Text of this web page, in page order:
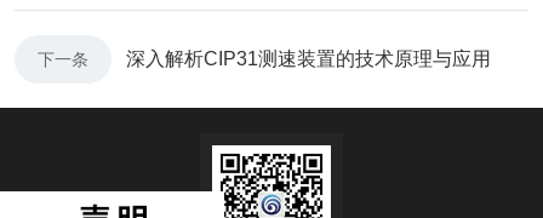
下一条 深入解析CIP31测速装置的技术原理与应用